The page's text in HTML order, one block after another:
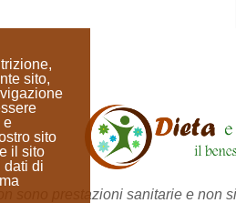
sito,
e
sito
il sito
dati di
sono prestazioni sanitarie e